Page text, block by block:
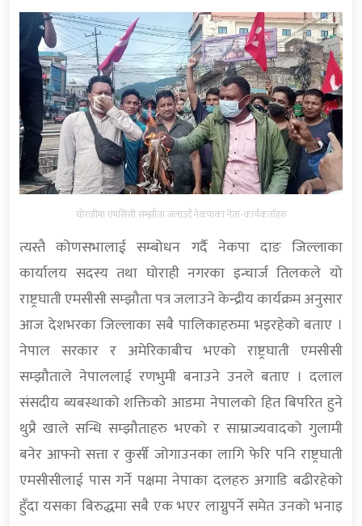
घोराहीमा एमसिसी सम्झौता जलाउदै नेकपाका नेता-कार्यकर्ताहरु
त्यस्तै कोणसभालाई सम्बोधन गर्दै नेकपा दाङ जिल्लाका
कार्यालय सदस्य तथा घोराही नगरका इन्चार्ज तिलकले यो
राष्ट्रघाती एमसीसी सम्झौता पत्र जलाउने केन्द्रीय कार्यक्रम अनुसार
आज देशभरका जिल्लाका सबै पालिकाहरुमा भइरहेको बताए ।
नेपाल सरकार र अमेरिकाबीच भएको राष्ट्रघाती एमसीसी
सम्झौताले नेपाललाई रणभुमी बनाउने उनले बताए । दलाल
संसदीय ब्यबस्थाको शक्तिको आडमा नेपालको हित बिपरित हुने
थुप्रै खाले सन्धि सम्झौताहरु भएको र साम्राज्यवादको गुलामी
बनेर आफ्नो सत्ता र कुर्सी जोगाउनका लागि फेरि पनि राष्ट्रघाती
एमसीसीलाई पास गर्ने पक्षमा नेपाका दलहरु अगाडि बढीरहेको
हुँदा यसका बिरुद्धमा सबै एक भएर लाग्नुपर्ने समेत उनको भनाइ